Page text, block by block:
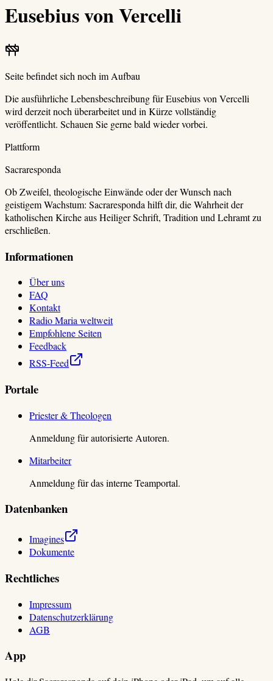
Eusebius von Vercelli
Seite befindet sich noch im Aufbau
Die ausführliche Lebensbeschreibung fürEusebius von Vercelli
wird derzeit noch überarbeitet und in Kürze vollständig
veröffentlicht. Schauen Sie gerne bald wieder vorbei.
Plattform
Sacraresponda
Ob Zweifel, theologische Einwände oder der Wunsch nach
geistigem Wachstum: Sacraresponda hilft dir, die Wahrheit der
katholischen Kirche aus Heiliger Schrift, Tradition und Lehramt zu
erschließen.
Informationen
Über uns
FAQ
Kontakt
Radio Maria weltweit
Empfohlene Seiten
Feedback
RSS-Feed
Portale
Priester & Theologen
Anmeldung für autorisierte Autoren.
Mitarbeiter
Anmeldung für das interne Teamportal.
Datenbanken
Imagines
Dokumente
Rechtliches
Impressum
Datenschutzerklärung
AGB
App